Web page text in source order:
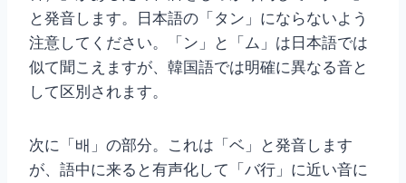
と発音します。日本語の「タン」にならないよう
注意してください。「ン」と「ム」は日本語では
似て聞こえますが、韓国語では明確に異なる音と
して区別されます。
次に「배」の部分。これは「ベ」と発音します
が、語中に来ると有声化して「バ行」に近い音に